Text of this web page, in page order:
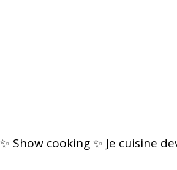
✨ Show cooking ✨ Je cuisine